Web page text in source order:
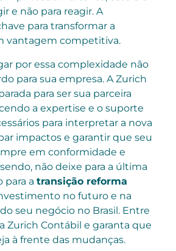
e não para reagir. A
para transformar a
vantagem competitiva.
por essa complexidade não
para sua empresa. A Zurich
para ser sua parceira
a expertise e o suporte
para interpretar a nova
impactos e garantir que seu
em conformidade e
não deixe para a última
para a transição reforma
no futuro e na
seu negócio no Brasil. Entre
Zurich Contábil e garanta que
à frente das mudanças.